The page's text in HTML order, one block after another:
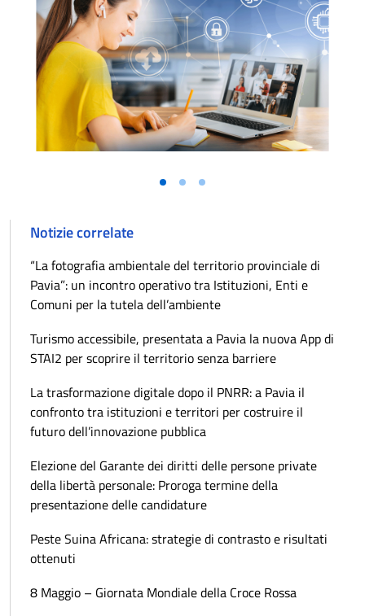
Notizie correlate
“La fotografia ambientale del territorio provinciale di
Pavia”: un incontro operativo tra Istituzioni, Enti e
Comuni per la tutela dell’ambiente
Turismo accessibile, presentata a Pavia la nuova App di
STAI2 per scoprire il territorio senza barriere
La trasformazione digitale dopo il PNRR: a Pavia il
confronto tra istituzioni e territori per costruire il
futuro dell’innovazione pubblica
Elezione del Garante dei diritti delle persone private
della libertà personale: Proroga termine della
presentazione delle candidature
Peste Suina Africana: strategie di contrasto e risultati
ottenuti
8 Maggio – Giornata Mondiale della Croce Rossa